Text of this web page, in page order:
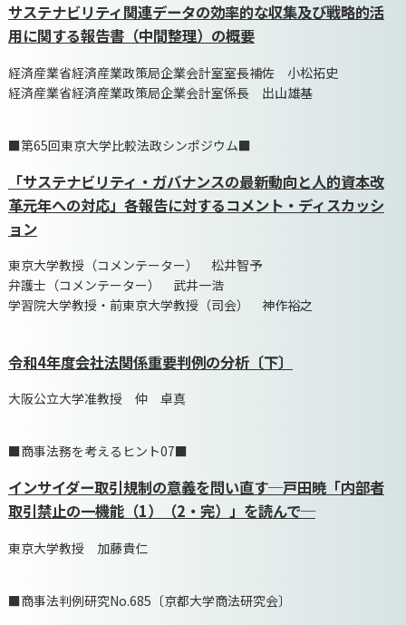
サステナビリティ関連データの効率的な収集及び戦略的活
用に関する報告書（中間整理）の概要
経済産業省経済産業政策局企業会計室室長補佐 小松拓史
経済産業省経済産業政策局企業会計室係長 出山雄基
■第65回東京大学比較法政シンポジウム■
「サステナビリティ・ガバナンスの最新動向と人的資本改
革元年への対応」各報告に対するコメント・ディスカッシ
ョン
東京大学教授（コメンテーター） 松井智予
弁護士（コメンテーター） 武井一浩
学習院大学教授・前東京大学教授（司会） 神作裕之
令和4年度会社法関係重要判例の分析〔下〕
大阪公立大学准教授 仲 卓真
■商事法務を考えるヒント07■
インサイダー取引規制の意義を問い直す─戸田暁「内部者
取引禁止の一機能（1）（2・完）」を読んで─
東京大学教授 加藤貴仁
■商事法判例研究No.685〔京都大学商法研究会〕